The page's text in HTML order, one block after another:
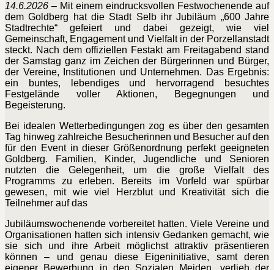
14.6.2026 – Mit einem eindrucksvollen Festwochenende auf
dem Goldberg hat die Stadt Selb ihr Jubiläum „600 Jahre
Stadtrechte“ gefeiert und dabei gezeigt, wie viel
Gemeinschaft, Engagement und Vielfalt in der Porzellanstadt
steckt. Nach dem offiziellen Festakt am Freitagabend stand
der Samstag ganz im Zeichen der Bürgerinnen und Bürger,
der Vereine, Institutionen und Unternehmen. Das Ergebnis:
ein buntes, lebendiges und hervorragend besuchtes
Festgelände voller Aktionen, Begegnungen und
Begeisterung.
Bei idealen Wetterbedingungen zog es über den gesamten
Tag hinweg zahlreiche Besucherinnen und Besucher auf den
für den Event in dieser Größenordnung perfekt geeigneten
Goldberg. Familien, Kinder, Jugendliche und Senioren
nutzten die Gelegenheit, um die große Vielfalt des
Programms zu erleben. Bereits im Vorfeld war spürbar
gewesen, mit wie viel Herzblut und Kreativität sich die
Teilnehmer auf das
Jubiläumswochenende vorbereitet hatten. Viele Vereine und
Organisationen hatten sich intensiv Gedanken gemacht, wie
sie sich und ihre Arbeit möglichst attraktiv präsentieren
können – und genau diese Eigeninitiative, samt deren